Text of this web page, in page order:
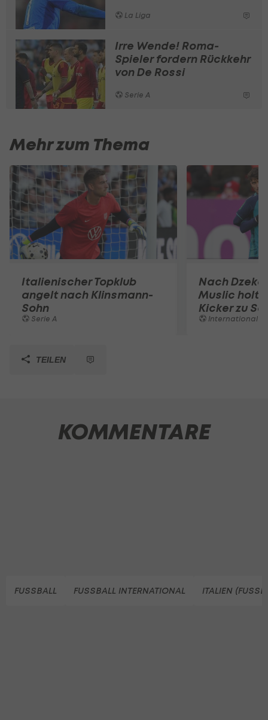
La Liga
Irre Wende! Roma-
Spieler fordern Rückkehr
von De Rossi
Serie A
Mehr zum Thema
Italienischer Topklub
angelt nach Klinsmann-
Sohn
Serie A
Nach
Muslic holt
Kicker zu
International
TEILEN
KOMMENTARE
FUSSBALL FUSSBALL INTERNATIONAL ITALIEN